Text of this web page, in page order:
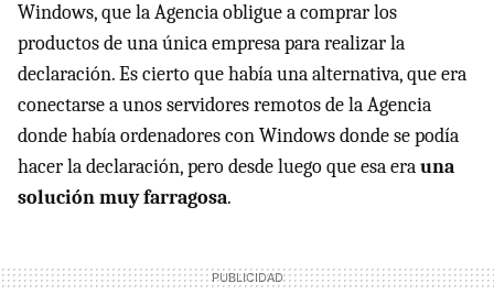
Windows, que la Agencia obligue a comprar los
productos de una única empresa para realizar la
declaración. Es cierto que había una alternativa, que era
conectarse a unos servidores remotos de la Agencia
donde había ordenadores con Windows donde se podía
hacer la declaración, pero desde luego que esa erauna
solución muy farragosa.